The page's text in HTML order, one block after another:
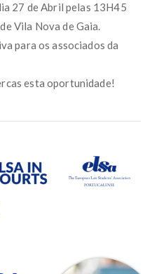
27 de Abril pelas 13H45
Vila Nova de Gaia.
para os associados da
esta oportunidade!